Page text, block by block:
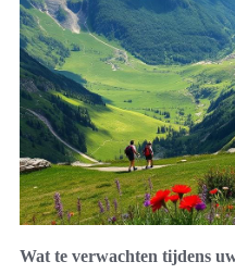
Wat te verwachten tijdens